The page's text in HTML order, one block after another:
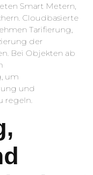
Smart Metern,
Cloudbasierte
Tarifierung,
der
Bei Objekten ab
um
und
regeln.